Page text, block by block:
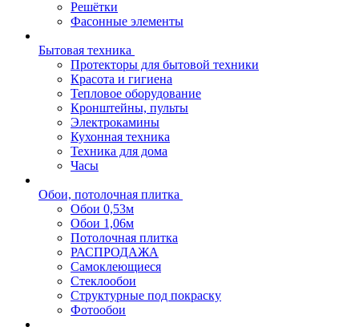
Решётки
Фасонные элементы
Бытовая техника
Протекторы для бытовой техники
Красота и гигиена
Тепловое оборудование
Кронштейны, пульты
Электрокамины
Кухонная техника
Техника для дома
Часы
Обои, потолочная плитка
Обои 0,53м
Обои 1,06м
Потолочная плитка
РАСПРОДАЖА
Самоклеющиеся
Стеклообои
Структурные под покраску
Фотообои